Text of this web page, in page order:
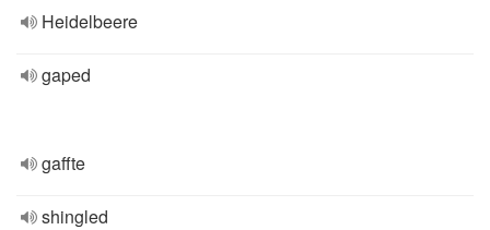
Heidelbeere
gaped
gaffte
shingled